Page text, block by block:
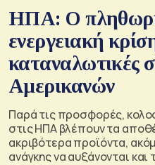
ΗΠΑ: Ο
ενεργειακή
καταναλωτικές
Αμερικανών
Παρά τις προσφορές,
στις ΗΠΑ βλέπουν τα
ακριβότερα προϊόντα,
ανάγκης να αυξάνονται και